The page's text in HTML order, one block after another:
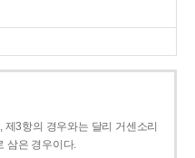
3항의 경우와는 달리 거센소리
삼은 경우이다.